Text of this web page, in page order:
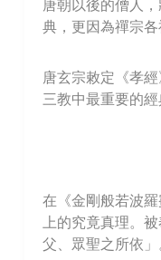
唐朝以後的僧人
典，更因為禪宗各
唐玄宗敕定《孝
三教中最重要的經
在《金剛般若波
上的究竟真理。
父、眾聖之所依」